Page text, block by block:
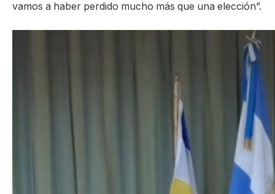
vamos a haber perdido mucho más que una elección”.